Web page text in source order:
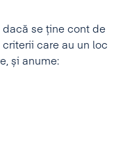
dacă se ține cont de
care au un loc
și anume: